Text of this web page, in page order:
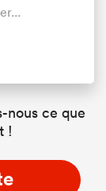
nous ce que
!